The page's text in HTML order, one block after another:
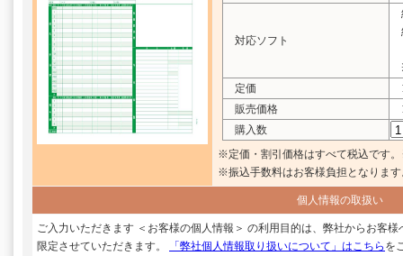
対応ソフト
定価
販売価格
購入数
※定価・割引価格はすべて税込です
※振込手数料はお客様負担となります
個人情報の取扱い
ご入力いただきます ＜お客様の個人情報＞ の利用目的は、弊社からお客
限定させていただきます。
「弊社個人情報取り扱いについて」はこちら を